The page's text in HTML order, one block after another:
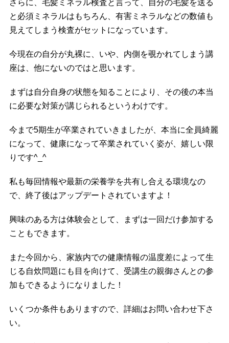
さらに、毛髪ミネラル検査と言って、自分の毛髪を送る
と必須ミネラルはもちろん、有害ミネラルなどの数値も
見えてしまう検査がセットになっています。
今現在の自分が丸裸に、いや、内側を覗かれてしまう講
座は、他にないのではと思います。
まずは自分自身の状態を知ることにより、その後の本当
に必要な対策が講じられるというわけです。
今まで5期生が卒業されていきましたが、本当に全員綺麗
になって、健康になって卒業されていく姿が、嬉しい限
りです^_^
私も毎回情報や最新の栄養学を共有し合える環境なの
で、終了後はアップデートされていますよ！
興味のある方は体験会として、まずは一回だけ参加する
こともできます。
また今回から、家族内での健康情報の温度差によって生
じる自炊問題にも目を向けて、受講生の親御さんとの参
加もできるようになりました！
いくつか条件もありますので、詳細はお問い合わせ下さ
い。